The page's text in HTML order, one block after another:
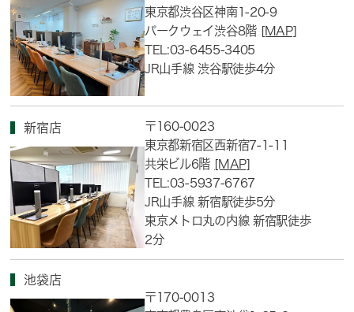
東京都渋谷区神南1-20-9
パークウェイ渋谷8階 [MAP]
TEL:03-6455-3405
JR山手線 渋谷駅徒歩4分
新宿店
〒160-0023
東京都新宿区西新宿7-1-11
共栄ビル6階 [MAP]
TEL:03-5937-6767
JR山手線 新宿駅徒歩5分
東京メトロ丸の内線 新宿駅徒歩
2分
池袋店
〒170-0013